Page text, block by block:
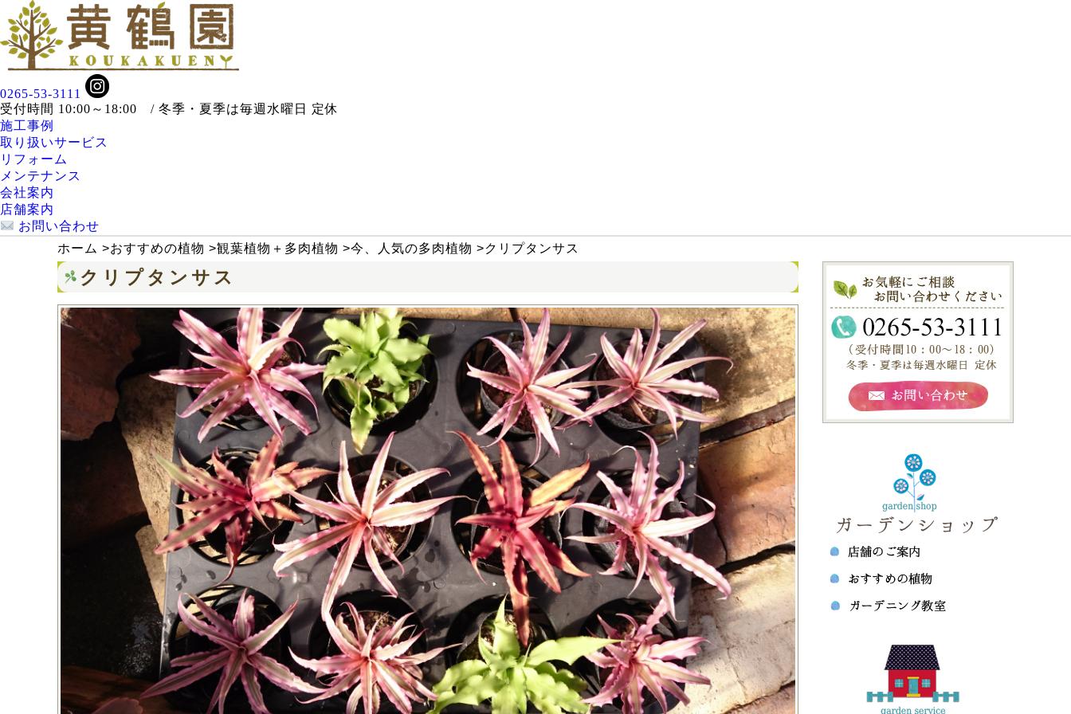
0265-53-3111
受付時間 10:00～18:00 / 冬季・夏季は毎週水曜日 定休
施工事例
取り扱いサービス
リフォーム
メンテナンス
会社案内
店舗案内
お問い合わせ
ホーム >おすすめの植物 >観葉植物＋多肉植物 >今、人気の多肉植物 >クリプタンサス
クリプタンサス